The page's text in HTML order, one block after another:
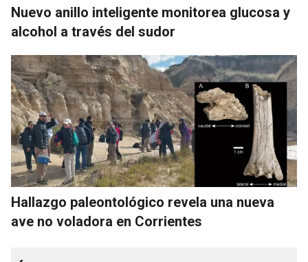
Nuevo anillo inteligente monitorea glucosa y
alcohol a través del sudor
Hallazgo paleontológico revela una nueva
ave no voladora en Corrientes